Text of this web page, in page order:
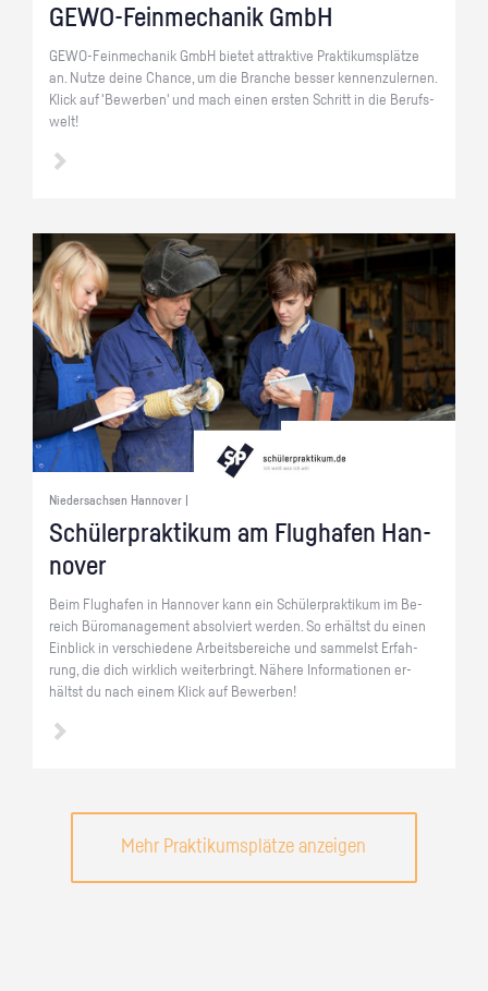
GE­WO-Fein­me­cha­nik GmbH
GE­WO-Fein­me­cha­nik GmbH bie­tet at­trak­ti­ve Prak­ti­kums­plät­ze
an. Nutze deine Chan­ce, um die Bran­che bes­ser ken­nen­zu­ler­nen.
Klick auf 'Be­wer­ben' und mach einen ers­ten Schritt in die Be­rufs­
welt!
Niedersachsen Hannover |
Schü­ler­prak­ti­kum am Flug­ha­fen Han­
no­ver
Beim Flug­ha­fen in Han­no­ver kann ein Schü­ler­prak­ti­kum im Be­
reich Bü­ro­ma­nage­ment ab­sol­viert wer­den. So er­hältst du einen
Ein­blick in ver­schie­de­ne Ar­beits­be­rei­che und sam­melst Er­fah­
rung, die dich wirk­lich wei­ter­bringt. Nä­he­re In­for­ma­tio­nen er­
hältst du nach einem Klick auf Be­wer­ben!
Mehr Praktikumsplätze anzeigen